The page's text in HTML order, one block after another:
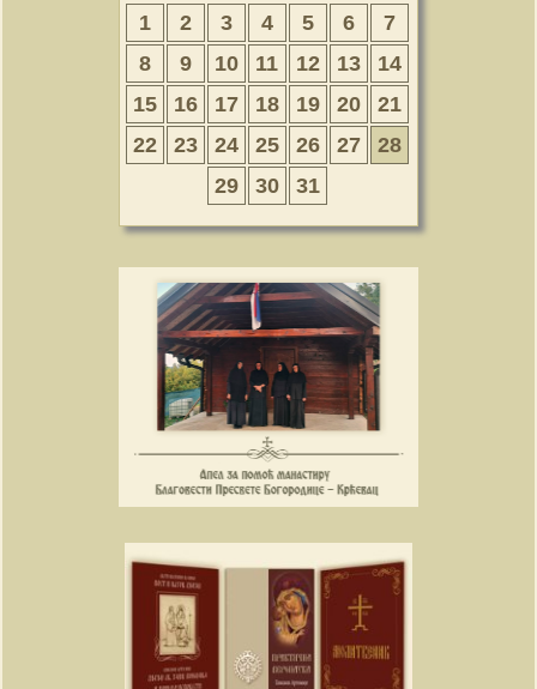
1 2 3 4 5 6
7
8
9 10 11 12 13
14
15
16 17 18 19 20
21
22
23 24 25 26 27
28
29
30 31